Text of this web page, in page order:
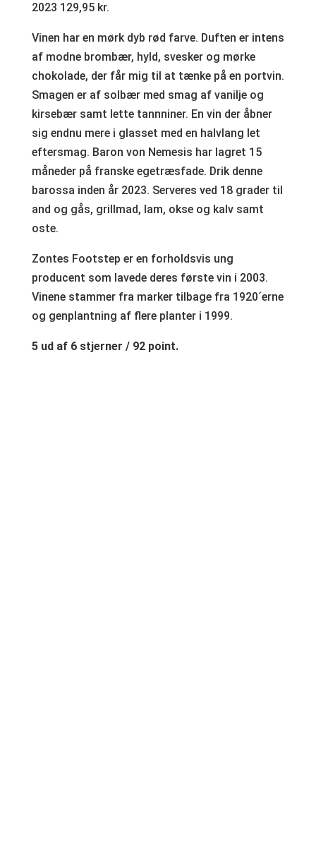
2023 129,95 kr.
Vinen har en mørk dyb rød farve. Duften er intens
af modne brombær, hyld, svesker og mørke
chokolade, der får mig til at tænke på en portvin.
Smagen er af solbær med smag af vanilje og
kirsebær samt lette tannniner. En vin der åbner
sig endnu mere i glasset med en halvlang let
eftersmag. Baron von Nemesis har lagret 15
måneder på franske egetræsfade. Drik denne
barossa inden år 2023. Serveres ved 18 grader til
and og gås, grillmad, lam, okse og kalv samt
oste.
Zontes Footstep er en forholdsvis ung
producent som lavede deres første vin i 2003.
Vinene stammer fra marker tilbage fra 1920´erne
og genplantning af flere planter i 1999.
5 ud af 6 stjerner / 92 point.